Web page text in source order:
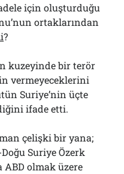
için oluşturduğu
ortaklarından
?
kuzeyinde bir terör
vermeyeceklerini
Suriye’nin üçte
ifade etti.
çelişki bir yana;
Suriye Özerk
olmak üzere